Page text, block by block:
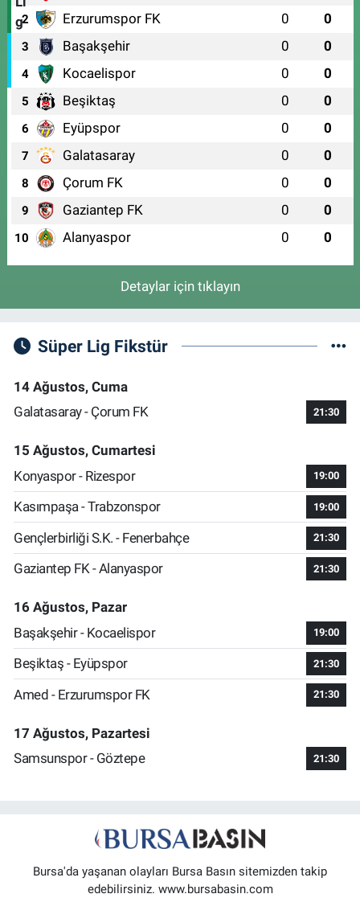
Kent Meydanı Eczanesi
ULU MAH. ULUBATLI HASAN BULVARI (ANKARA YOLU) NO:64 A(ÖZEL
ARİTMİ OSMANGAZİ HASTANESİ ACİL YANI)
0 (224) 251 33 44
2 Erzurumspor FK 0 0
3 Başakşehir 0 0
4 Kocaelispor 0 0
5 Beşiktaş 0 0
6 Eyüpspor 0 0
7 Galatasaray 0 0
8 Çorum FK 0 0
9 Gaziantep FK 0 0
10 Alanyaspor 0 0
Detaylar için tıklayın
Süper Lig Fikstür
14 Ağustos, Cuma
Galatasaray - Çorum FK
21:30
15 Ağustos, Cumartesi
Konyaspor - Rizespor
19:00
Kasımpaşa - Trabzonspor 19:00
Gençlerbirliği S.K. - Fenerbahçe 21:30
Gaziantep FK - Alanyaspor 21:30
16 Ağustos, Pazar
Başakşehir - Kocaelispor
19:00
Beşiktaş - Eyüpspor 21:30
Amed - Erzurumspor FK 21:30
17 Ağustos, Pazartesi
Samsunspor - Göztepe
21:30
Bursa'da yaşanan olayları Bursa Basın sitemizden takip
edebilirsiniz. www.bursabasin.com